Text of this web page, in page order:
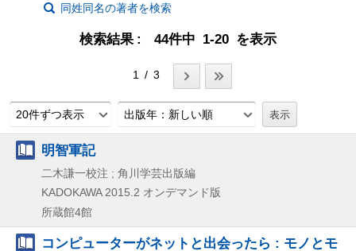
同姓同名の著者を検索
検索結果 44件中 1-20 を表示
1 / 3
20件ずつ表示 出版年：新しい順
明智軍記
二木謙一校注 ; 角川学芸出版編
KADOKAWA 2015.2 オンデマンド版
所蔵館4館
コンピューターがネットと出会ったら : モノとモ